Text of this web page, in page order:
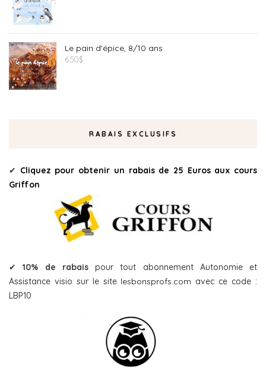
Le pain d'épice, 8/10 ans
6.50$
RABAIS EXCLUSIFS
✔ Cliquez pour obtenir un rabais de 25 Euros aux cours
Griffon
✔10% de rabaispour tout abonnement Autonomie et
Assistance visio sur le site lesbonsprofs.com avec ce code :
LBP10